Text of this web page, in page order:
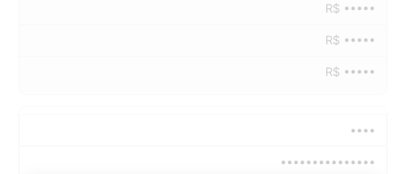
R$ •••••
R$ •••••
R$ •••••
••••
•••••••••••••••